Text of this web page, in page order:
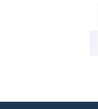
ACTUALITÉS